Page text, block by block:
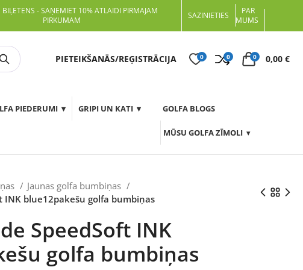
- SAŅEMIET 10% ATLAIDI PIRMAJAM
PIRKUMAM
SAZINIETIES
PAR
MUMS
Meklēt PIETEIKŠANĀS/REĢISTRĀCIJA 0 0 0 0,00 €
PIEDERUMI GRIPI UN KATI GOLFA BLOGS
MŪSU GOLFA ZĪMOLI
Jaunas golfa bumbiņas
INK blue12pakešu golfa bumbiņas
SpeedSoft INK
golfa bumbiņas